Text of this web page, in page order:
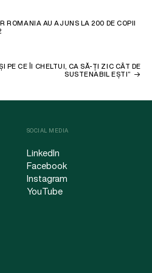
ROMANIA AU AJUNS LA 200 DE COPII
PE CE ÎI CHELTUI, CA SĂ-ȚI ZIC CÂT DE
SUSTENABIL EȘTI”
SOCIAL MEDIA
LinkedIn
Facebook
Instagram
YouTube